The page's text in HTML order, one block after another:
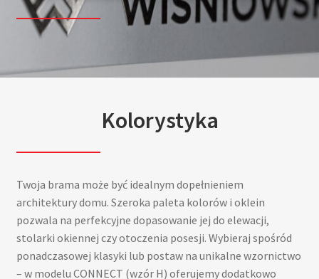
Kolorystyka
Twoja brama może być idealnym dopełnieniem
architektury domu. Szeroka paleta kolorów i oklein
pozwala na perfekcyjne dopasowanie jej do elewacji,
stolarki okiennej czy otoczenia posesji. Wybieraj spośród
ponadczasowej klasyki lub postaw na unikalne wzornictwo
– w modelu CONNECT (wzór H) oferujemy dodatkowo